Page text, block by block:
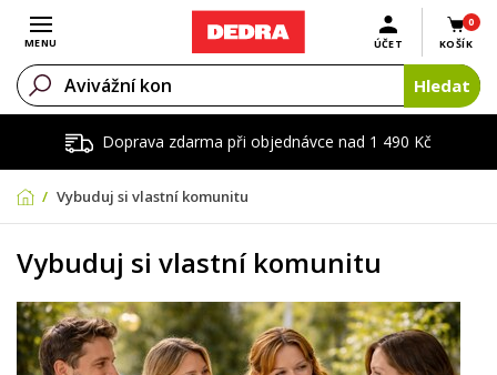
Doprava zdarma při objednávce nad 1 490 Kč
Otevřít menu
MENU
0
KOŠÍK
ÚČET
Hledat
Vybuduj si vlastní komunitu
Vybuduj si vlastní komunitu